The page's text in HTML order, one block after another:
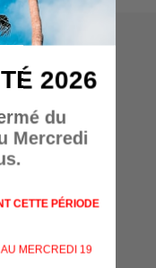
2026
du
Mercredi
CETTE PÉRIODE
MERCREDI 19